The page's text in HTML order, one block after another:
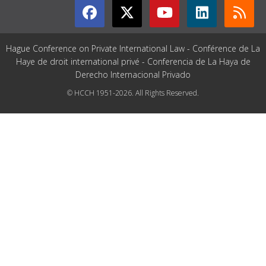
Hague Conference on Private International Law - Conférence de La
Haye de droit international privé - Conferencia de La Haya de
Derecho Internacional Privado
© HCCH 1951-2026. All Rights Reserved.